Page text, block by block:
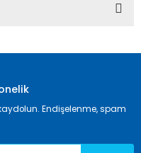
bulunuyor.
Endişelenme, spam